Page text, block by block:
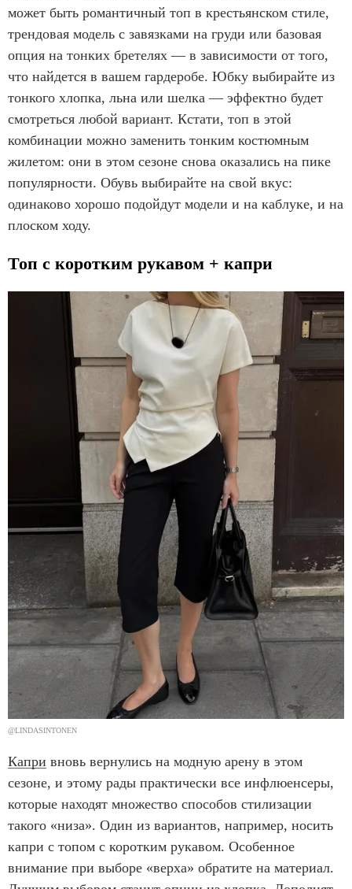
может быть романтичный топ в крестьянском стиле,
трендовая модель с завязками на груди или базовая
опция на тонких бретелях — в зависимости от того,
что найдется в вашем гардеробе. Юбку выбирайте из
тонкого хлопка, льна или шелка — эффектно будет
смотреться любой вариант. Кстати, топ в этой
комбинации можно заменить тонким костюмным
жилетом: они в этом сезоне снова оказались на пике
популярности. Обувь выбирайте на свой вкус:
одинаково хорошо подойдут модели и на каблуке, и на
плоском ходу.
Топ с коротким рукавом + капри
@LINDASINTONEN
Капри вновь вернулись на модную арену в этом
сезоне, и этому рады практически все инфлюенсеры,
которые находят множество способов стилизации
такого «низа». Один из вариантов, например, носить
капри с топом с коротким рукавом. Особенное
внимание при выборе «верха» обратите на материал.